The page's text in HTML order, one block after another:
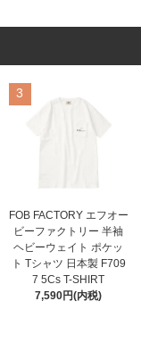
3
FOB FACTORY エフオー
ビーファクトリー 半袖
ヘビーウェイト ポケッ
ト Tシャツ 日本製 F709
7 5Cs T-SHIRT
7,590円(内税)